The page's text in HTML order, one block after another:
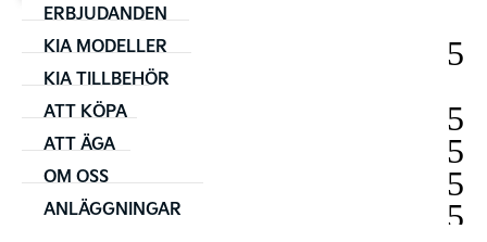
ERBJUDANDEN
KIA MODELLER
KIA TILLBEHÖR
ATT KÖPA
ATT ÄGA
OM OSS
ANLÄGGNINGAR